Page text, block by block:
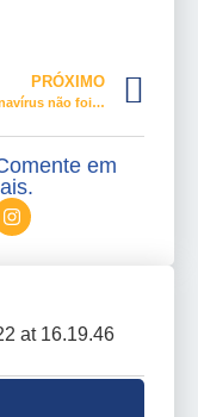
PRÓXIMO
Novo coronavírus não foi criado em laboratório, diz estudo
em